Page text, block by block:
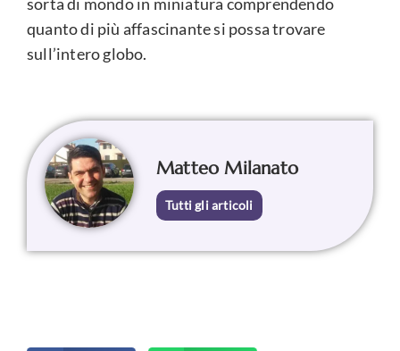
quanto di più affascinante si possa trovare
sull’intero globo.
Matteo Milanato
Tutti gli articoli